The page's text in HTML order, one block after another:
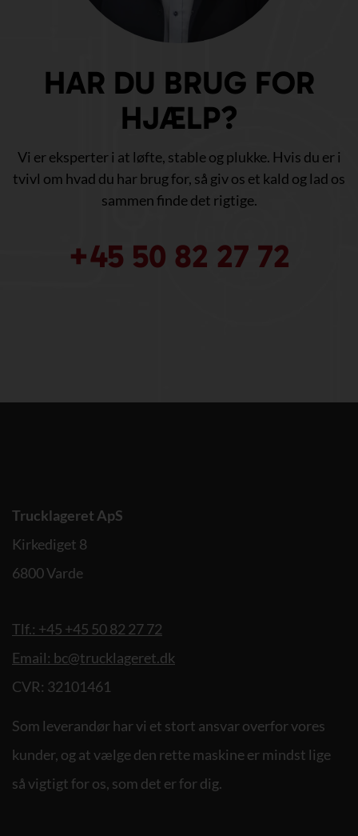
HAR DU BRUG FOR
HJÆLP?
Vi er eksperter i at løfte, stable og plukke. Hvis du er i
tvivl om hvad du har brug for, så giv os et kald og lad os
sammen finde det rigtige.
+45 50 82 27 72
Trucklageret ApS
Kirkediget 8
6800 Varde
Tlf.: +45 +45 50 82 27 72
Email: bc@trucklageret.dk
CVR: 32101461
Som leverandør har vi et stort ansvar overfor vores
kunder, og at vælge den rette maskine er mindst lige
så vigtigt for os, som det er for dig.